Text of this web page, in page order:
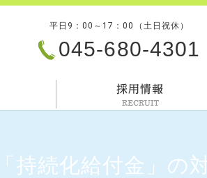
平日9：00～17：00（土日祝休）
045-680-4301
持続化給付金」の